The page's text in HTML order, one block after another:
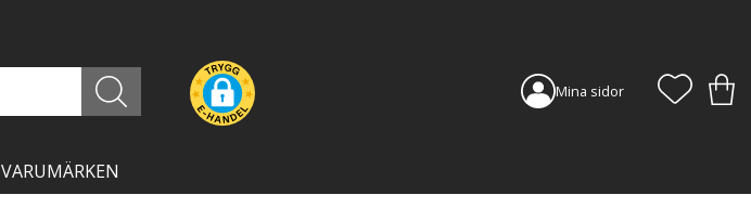
Mina sidor
VARUMÄRKEN